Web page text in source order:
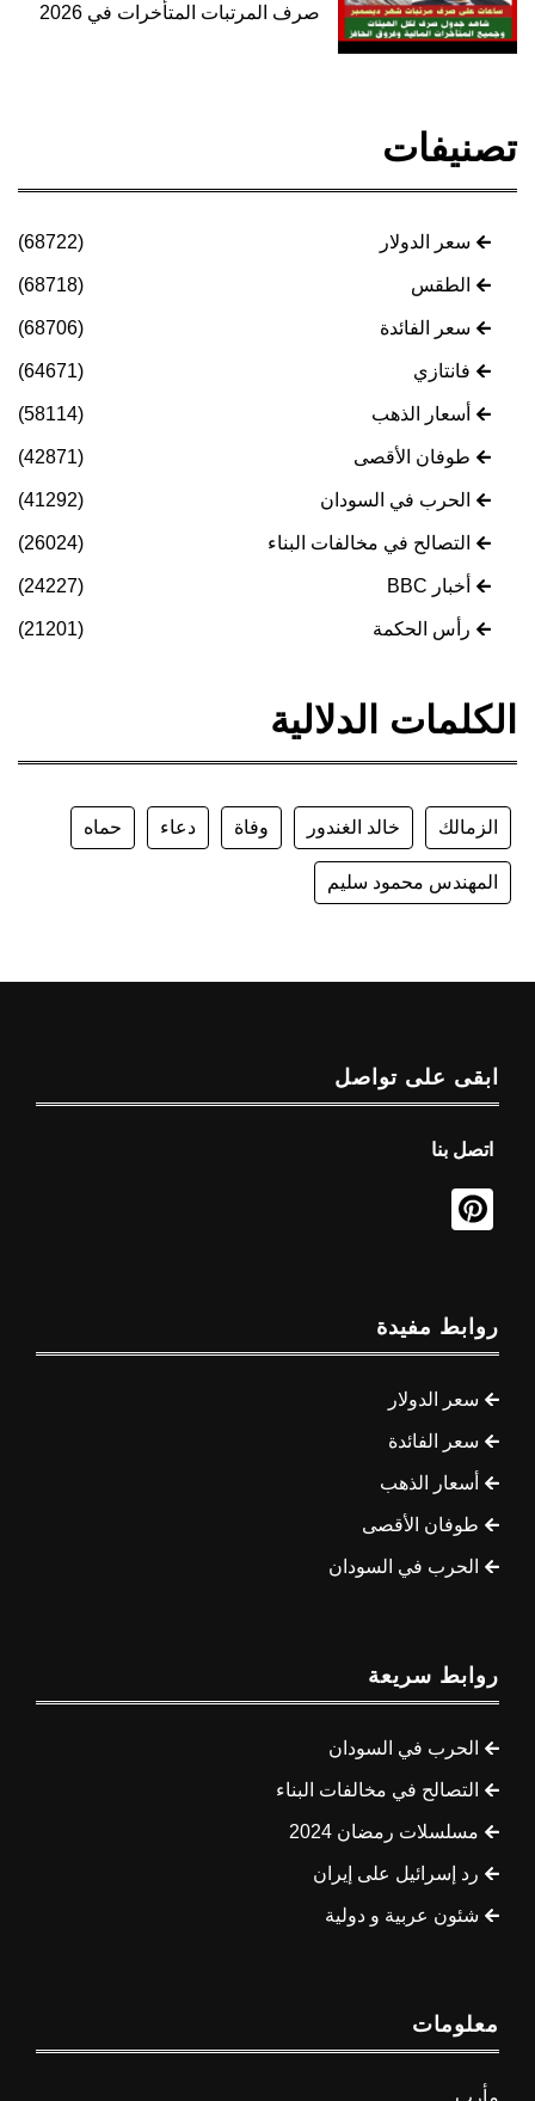
صرف المرتبات المتأخرات في 2026
تصنيفات
سعر الدولار (68722)
الطقس (68718)
سعر الفائدة (68706)
فانتازي (64671)
أسعار الذهب (58114)
طوفان الأقصى (42871)
الحرب في السودان (41292)
التصالح في مخالفات البناء (26024)
أخبار BBC (24227)
رأس الحكمة (21201)
الكلمات الدلالية
الزمالك خالد الغندور وفاة دعاء حماه
المهندس محمود سليم
ابقى على تواصل
اتصل بنا
روابط مفيدة
سعر الدولار
سعر الفائدة
أسعار الذهب
طوفان الأقصى
الحرب في السودان
روابط سريعة
الحرب في السودان
التصالح في مخالفات البناء
مسلسلات رمضان 2024
رد إسرائيل على إيران
شئون عربية و دولية
معلومات